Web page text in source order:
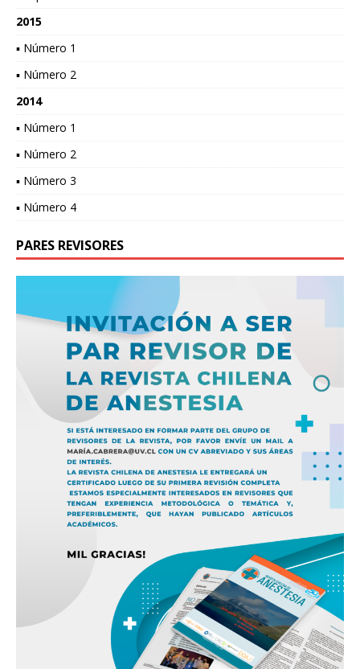
2015
▪ Número 1
▪ Número 2
2014
▪ Número 1
▪ Número 2
▪ Número 3
▪ Número 4
PARES REVISORES